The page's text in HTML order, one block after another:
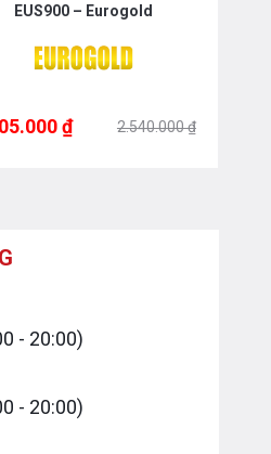
EUS900 – Eurogold
₫ 2.540.000 ₫
- 20:00)
- 20:00)